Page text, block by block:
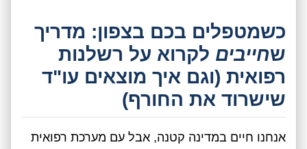
כשמטפלים בכם בצפון: מדריך
שחייבים לקרוא על רשלנות
רפואית (וגם איך מוצאים עו"ד
שישרוד את החורף)
אנחנו חיים במדינה קטנה, אבל עם מערכת רפואית